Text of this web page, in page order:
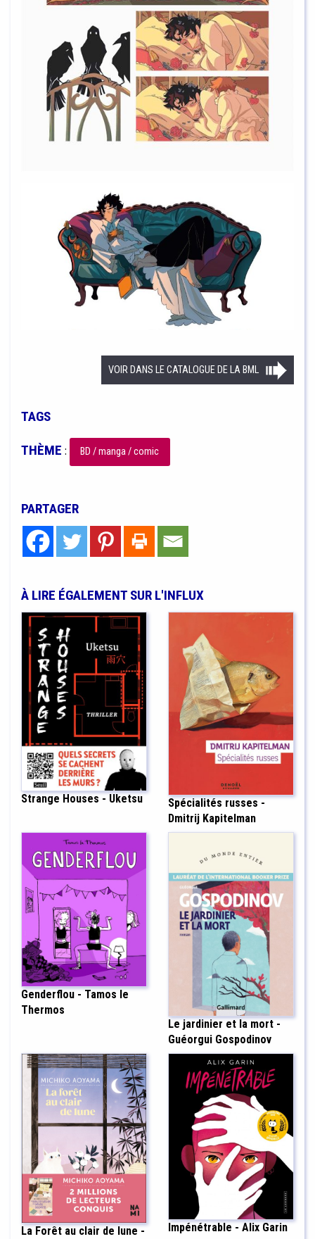
VOIR DANS LE CATALOGUE DE LA BML
TAGS
THÈME : BD / manga / comic
PARTAGER
À LIRE ÉGALEMENT SUR L'INFLUX
Strange Houses - Uketsu
Spécialités russes -
Dmitrij Kapitelman
Genderflou - Tamos le
Thermos
Le jardinier et la mort -
Guéorgui Gospodinov
La Forêt au clair de lune -
Impénétrable - Alix Garin